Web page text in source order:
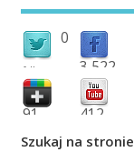
0
followers 3,522
fans
91 412
Szukaj na stronie